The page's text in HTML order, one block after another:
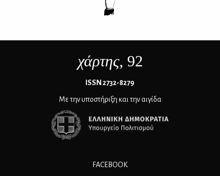
χάρτης, 92
ΙSSN 2732-8279
Με την υποστήριξη και την αιγίδα
FACEBOOK